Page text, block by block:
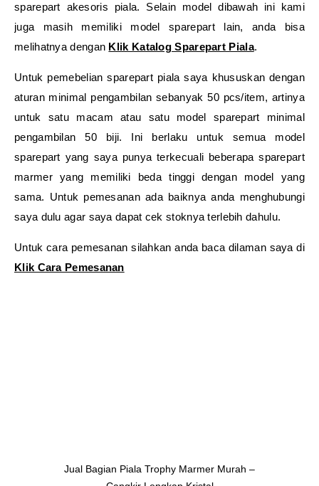
sparepart akesoris piala. Selain model dibawah ini kami
juga masih memiliki model sparepart lain, anda bisa
melihatnya dengan Klik Katalog Sparepart Piala.
Untuk pemebelian sparepart piala saya khususkan dengan
aturan minimal pengambilan sebanyak 50 pcs/item, artinya
untuk satu macam atau satu model sparepart minimal
pengambilan 50 biji. Ini berlaku untuk semua model
sparepart yang saya punya terkecuali beberapa sparepart
marmer yang memiliki beda tinggi dengan model yang
sama. Untuk pemesanan ada baiknya anda menghubungi
saya dulu agar saya dapat cek stoknya terlebih dahulu.
Untuk cara pemesanan silahkan anda baca dilaman saya di
Klik Cara Pemesanan
Jual Bagian Piala Trophy Marmer Murah –